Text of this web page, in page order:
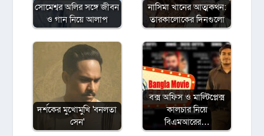
সোমেশ্বর অলির সঙ্গে জীবন
ও গান নিয়ে আলাপ
নাসিমা খানের আত্মকথন:
তারকালোকের দিনগুলো
দর্শকের মুখোমুখি 'বনলতা
সেন'
বক্স অফিস ও মাল্টিপ্লেক্স
কালচার নিয়ে
বিএমআরের…